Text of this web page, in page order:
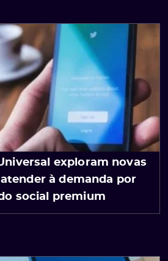
exploram novas
à demanda por
social premium